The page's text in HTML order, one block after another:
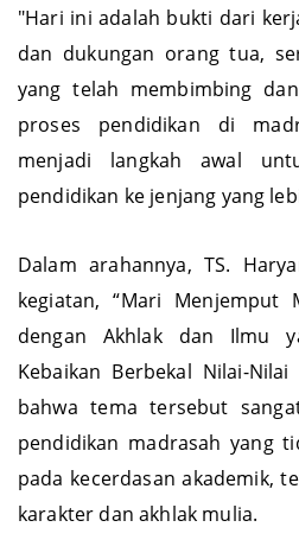
"Hari ini adalah bukti dari
dan dukungan orang tua,
yang telah membimbing
proses pendidikan di
menjadi langkah awal
Dalam arahannya, TS.
kegiatan, “Mari Menjemput
dengan Akhlak dan Ilmu
Kebaikan Berbekal Nilai-
bahwa tema tersebut
pendidikan madrasah yang
pada kecerdasan akademik,